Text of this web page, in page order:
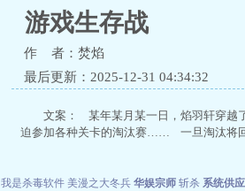
游戏生存战
作 者：焚焰
最后更新：2025-12-31 04:34:32
文案： 某年某月某一日，焰羽轩穿越
迫参加各种关卡的淘汰赛…… 一旦淘汰将
我是杀毒软件 美漫之大冬兵 华娱宗师 斩杀 系统供